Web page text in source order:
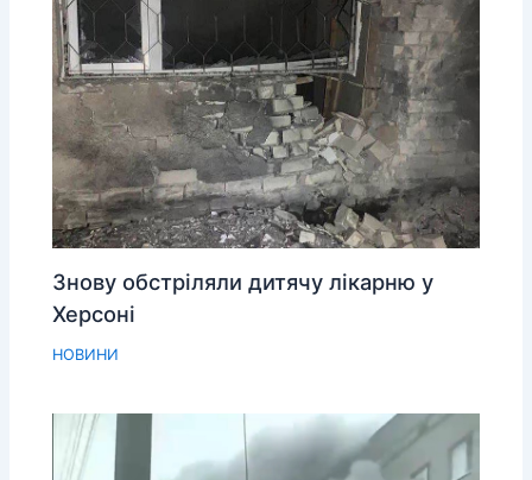
Знову обстріляли дитячу лікарню у
Херсоні
НОВИНИ